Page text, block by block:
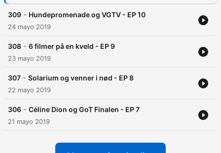
309 - Hundepromenade og VGTV - EP 10
24 mayo 2019
308 - 6 filmer på en kveld - EP 9
23 mayo 2019
307 - Solarium og venner i nød - EP 8
22 mayo 2019
306 - Céline Dion og GoT Finalen - EP 7
21 mayo 2019